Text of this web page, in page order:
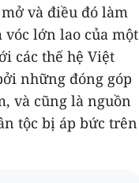
và điều đó làm
vóc lớn lao của một
các thế hệ Việt
những đóng góp
và cũng là nguồn
tộc bị áp bức trên